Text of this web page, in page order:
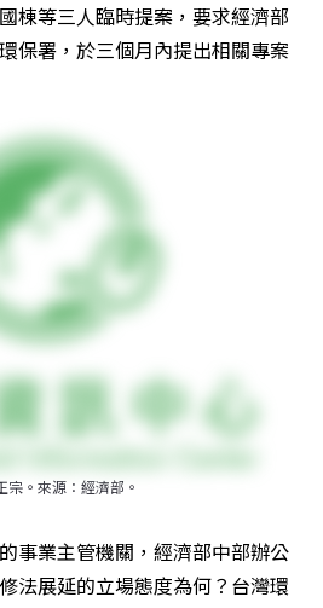
棟等三人臨時提案，要求經濟部
保署，於三個月內提出相關專案
。來源：經濟部。
事業主管機關，經濟部中部辦公
法展延的立場態度為何？台灣環